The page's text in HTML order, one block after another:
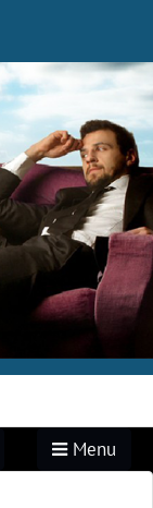
Menu